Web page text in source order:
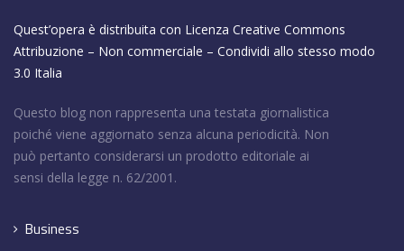
Quest’opera è distribuita con Licenza Creative Commons
Attribuzione – Non commerciale – Condividi allo stesso modo
3.0 Italia
Questo blog non rappresenta una testata giornalistica
poiché viene aggiornato senza alcuna periodicità. Non
può pertanto considerarsi un prodotto editoriale ai
sensi della legge n. 62/2001.
Business